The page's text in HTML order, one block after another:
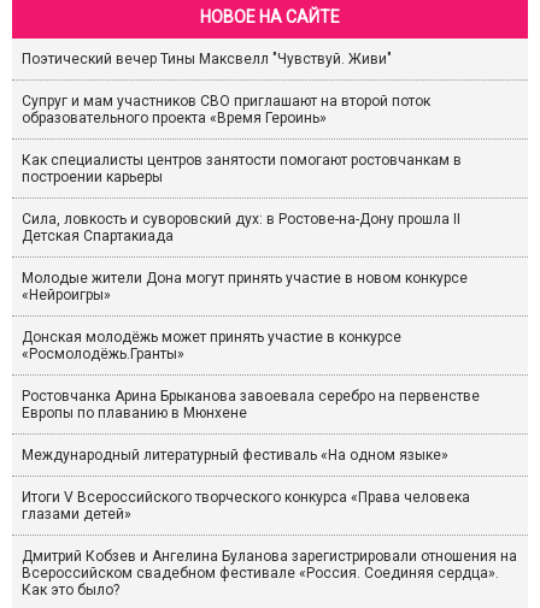
НОВОЕ НА САЙТЕ
Поэтический вечер Тины Максвелл "Чувствуй. Живи"
Супруг и мам участников СВО приглашают на второй поток
образовательного проекта «Время Героинь»
Как специалисты центров занятости помогают ростовчанкам в
построении карьеры
Сила, ловкость и суворовский дух: в Ростове-на-Дону прошла II
Детская Спартакиада
Молодые жители Дона могут принять участие в новом конкурсе
«Нейроигры»
Донская молодёжь может принять участие в конкурсе
«Росмолодёжь.Гранты»
Ростовчанка Арина Брыканова завоевала серебро на первенстве
Европы по плаванию в Мюнхене
Международный литературный фестиваль «На одном языке»
Итоги V Всероссийского творческого конкурса «Права человека
глазами детей»
Дмитрий Кобзев и Ангелина Буланова зарегистрировали отношения на
Всероссийском свадебном фестивале «Россия. Соединяя сердца».
Как это было?